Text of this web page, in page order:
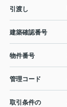
引渡し
建築確認番号
物件番号
管理コード
取引条件の